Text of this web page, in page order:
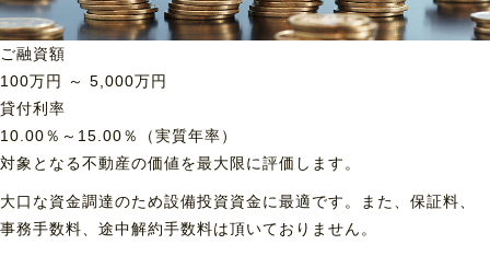
ご融資額
100万円 ～ 5,000万円
貸付利率
10.00％～15.00％（実質年率）
対象となる不動産の価値を最大限に評価します。
大口な資金調達のため設備投資資金に最適です。また、保証料、
事務手数料、途中解約手数料は頂いておりません。